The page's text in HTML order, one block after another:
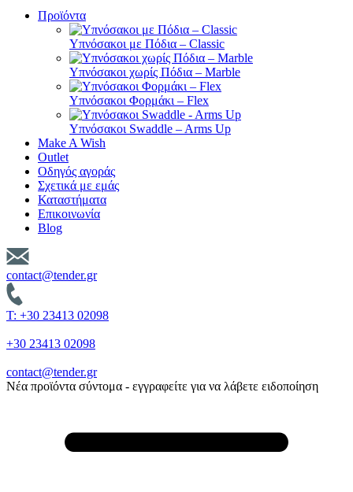
Προϊόντα
Υπνόσακοι με Πόδια – Classic
Υπνόσακοι χωρίς Πόδια – Marble
Υπνόσακοι Φορμάκι – Flex
Υπνόσακοι Swaddle – Arms Up
Make A Wish
Outlet
Οδηγός αγοράς
Σχετικά με εμάς
Καταστήματα
Επικοινωνία
Blog
contact@tender.gr
T: +30 23413 02098
+30 23413 02098
contact@tender.gr
Νέα προϊόντα σύντομα - εγγραφείτε για να λάβετε ειδοποίηση